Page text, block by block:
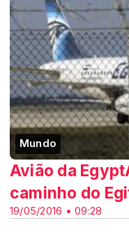
Mundo
19/05/2016 • 09:28
Avião da
caminho do